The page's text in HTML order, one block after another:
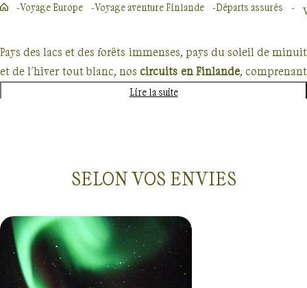
Départs garantisFinlande
Voyage Europe Voyage aventure Finlande Départs assurés
Pays des lacs et des forêts immenses, pays du soleil de minuit
et de l'hiver tout blanc, noscircuits en Finlande, comprenant
randonnée, vous plongeront au cœur
sauvage, de grands espaces sans limite et hors du temps, vers
savourer la détente unique des
finlandais, pris dans le calme des petits villages lapons.
Ni tout à fait scandinave, ni russe, la Finlande possède
Lire la suite
SELON VOS ENVIES